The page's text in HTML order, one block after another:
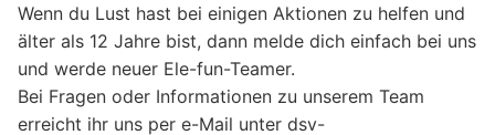
Wenn du Lust hast bei einigen Aktionen zu helfen und
älter als 12 Jahre bist, dann melde dich einfach bei uns
und werde neuer Ele-fun-Teamer.
Bei Fragen oder Informationen zu unserem Team
erreicht ihr uns per e-Mail unter dsv-